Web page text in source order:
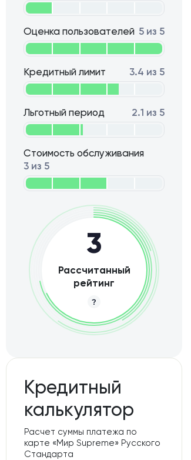
Кредитный лимит 3.4 из 5
Льготный период 2.1 из 5
Стоимость обслуживания
3 из 5
Оценка пользователей 5 из 5
3
Рассчитанный
рейтинг
Кредитный
калькулятор
Расчет суммы платежа по
карте «Мир Supreme» Русского
Стандарта